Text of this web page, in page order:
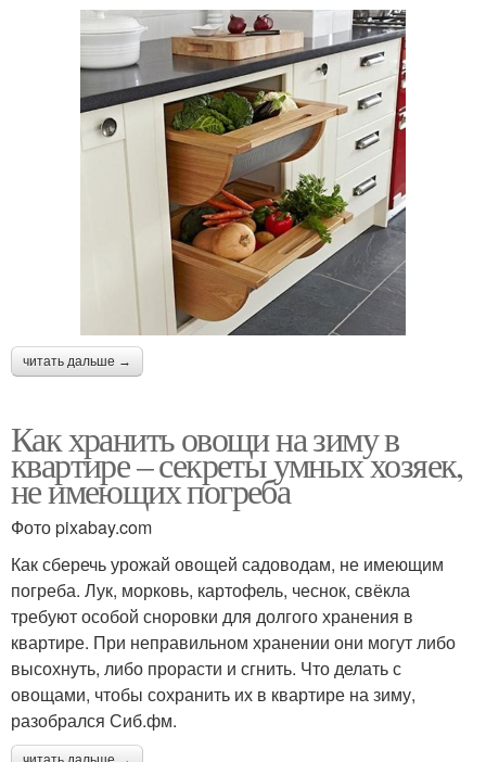
читать дальше →
Как хранить овощи на зиму в
квартире – секреты умных хозяек,
не имеющих погреба
Фото pixabay.com
Как сберечь урожай овощей садоводам, не имеющим
погреба. Лук, морковь, картофель, чеснок, свёкла
требуют особой сноровки для долгого хранения в
квартире. При неправильном хранении они могут либо
высохнуть, либо прорасти и сгнить. Что делать с
овощами, чтобы сохранить их в квартире на зиму,
разобрался Сиб.фм.